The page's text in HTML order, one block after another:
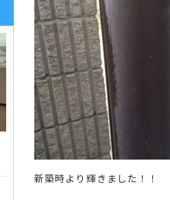
新築時より輝きました！！